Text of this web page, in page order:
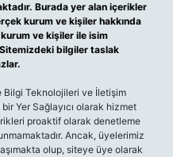
Burada yer alan içerikler
kurum ve kişiler hakkında
kurum ve kişiler ile isim
bilgiler taslak
Bilgi Teknolojileri ve İletişim
Yer Sağlayıcı olarak hizmet
proaktif olarak denetleme
Ancak, üyelerimiz
olup, siteye üye olarak